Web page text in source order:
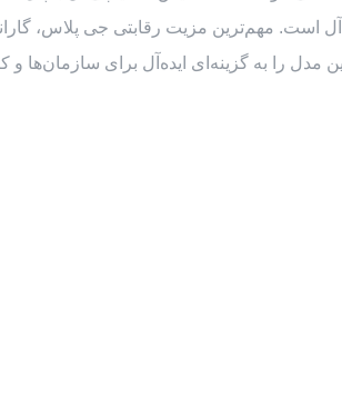
است. مهم‌ترین مزیت رقابتی جی پلاس،
مدل را به گزینه‌ای ایده‌آل برای سازمان‌ها